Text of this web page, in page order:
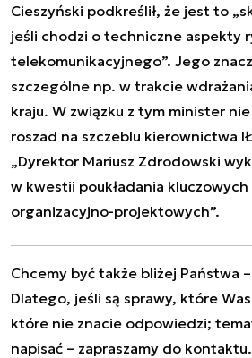
Cieszyński podkreślił, że jest to
jeśli chodzi o techniczne aspekty
telekomunikacyjnego”. Jego
szczególne np. w trakcie
kraju. W związku z tym minister
roszad na szczeblu kierownictwa
„Dyrektor Mariusz Zdrodowski
w kwestii poukładania kluczowych
organizacyjno-projektowych”.
Chcemy być także bliżej Państwa
Dlatego, jeśli są sprawy, które
które nie znacie odpowiedzi;
napisać – zapraszamy do